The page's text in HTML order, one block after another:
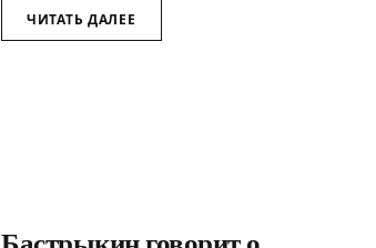
ЧИТАТЬ ДАЛЕЕ